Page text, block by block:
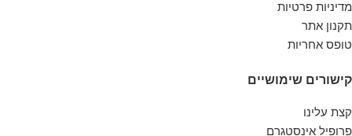
מדיניות פרטיות
תקנון אתר
טופס אחריות
קישורים שימושיים
קצת עלינו
פרופיל אינסטגרם